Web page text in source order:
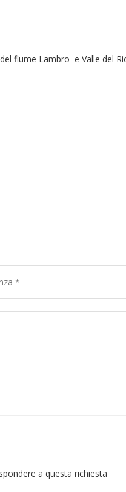
fiume Lambro e Valle del
a questa richiesta